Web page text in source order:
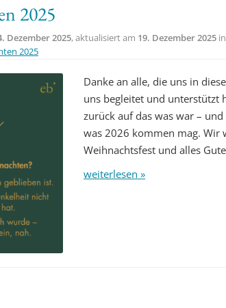
2025
Dezember 2025, aktualisiert am 19. Dezember 2025 in
2025
Danke an alle, die uns in
uns begleitet und unterstützt
zurück auf das was war –
was 2026 kommen mag. Wir
Weihnachtsfest und alles
weiterlesen »